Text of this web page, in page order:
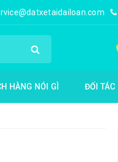
HÀNG NÓI GÌ ĐỐI TÁC